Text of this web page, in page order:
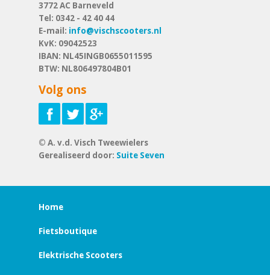
3772 AC Barneveld
Tel: 0342 - 42 40 44
E-mail: info@vischscooters.nl
KvK: 09042523
IBAN: NL45INGB0655011595
BTW: NL806497804B01
Volg ons
© A. v.d. Visch Tweewielers
Gerealiseerd door: Suite Seven
Home
Fietsboutique
Elektrische Scooters